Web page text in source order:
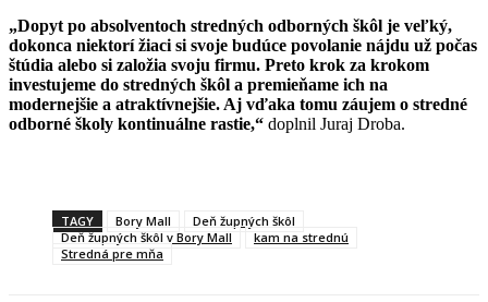
„Dopyt po absolventoch stredných odborných škôl je veľký,
dokonca niektorí žiaci si svoje budúce povolanie nájdu už počas
štúdia alebo si založia svoju firmu. Preto krok za krokom
investujeme do stredných škôl a premieňame ich na
modernejšie a atraktívnejšie. Aj vďaka tomu záujem o stredné
odborné školy kontinuálne rastie,“ doplnil Juraj Droba.
TAGY Bory Mall
Deň župných škôl
Deň župných škôl v Bory Mall
kam na strednú
Stredná pre mňa